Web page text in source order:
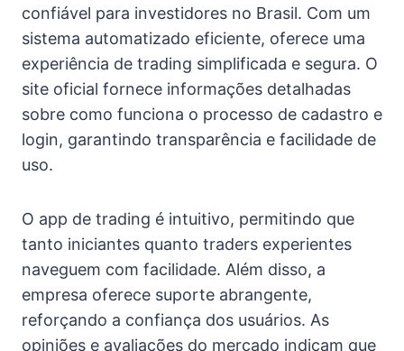
confiável para investidores no Brasil. Com um
sistema automatizado eficiente, oferece uma
experiência de trading simplificada e segura. O
site oficial fornece informações detalhadas
sobre como funciona o processo de cadastro e
login, garantindo transparência e facilidade de
uso.
O app de trading é intuitivo, permitindo que
tanto iniciantes quanto traders experientes
naveguem com facilidade. Além disso, a
empresa oferece suporte abrangente,
reforçando a confiança dos usuários. As
opiniões e avaliações do mercado indicam que